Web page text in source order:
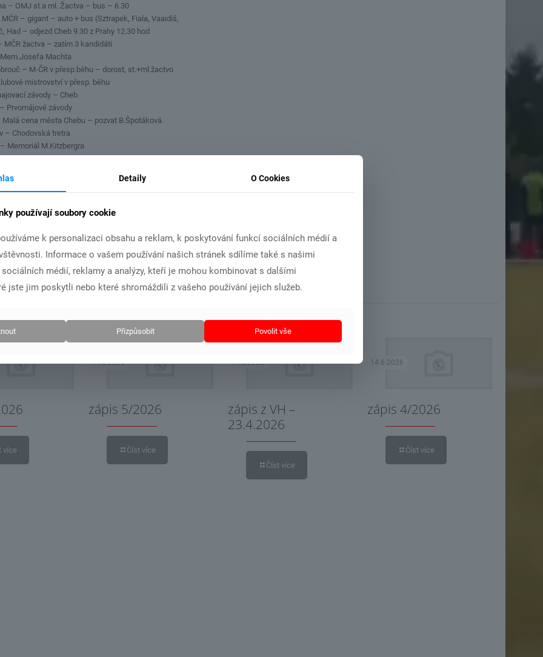
– OMJ st.a ml. Žactva – bus – 6.30
– gigant – auto + bus (Sztrapek, Fiala, Vaaidiš,
Had – odjezd Cheb 9.30 z Prahy 12.30 hod
MČR žactva – zatím 3 kandidáti
Machta
– M-ČR v přesp.běhu – dorost, st.+ml.žactvo
mistrovství v přesp. běhu
závody – Cheb
Prvomájové závody
Malá cena města Chebu – pozvat B.Špotáková
– Chodovská tretra
Memoriál M.Kitzbergra
sportovců kraje (stejný návrh jako na sportovce
přpravit plán dostavby /Ostrava)
a M.Nádhery – zatím souhlas do Damažlic
( čt.) od 19.00 hodin na hřišti !
více
14.6.2026
zápis 5/2026
Číst více
14.6.2026
zápis z VH –
23.4.2026
Číst více
14.6.2026
zápis 4/2026
Číst více
Detaily O Cookies
používají soubory cookie
k personalizaci obsahu a reklam, k poskytování funkcí sociálních médií a
Informace o vašem používání našich stránek sdílíme také s našimi
médií, reklamy a analýzy, kteří je mohou kombinovat s dalšími
jste jim poskytli nebo které shromáždili z vašeho používání jejich služeb.
Přizpůsobit Povolit vše